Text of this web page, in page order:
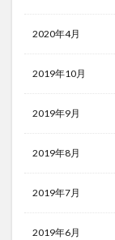
2020年4月
2019年10月
2019年9月
2019年8月
2019年7月
2019年6月